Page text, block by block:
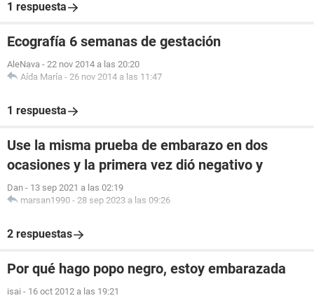
1 respuesta
Ecografía 6 semanas de gestación
AleNava - 22 nov 2014 a las 20:20
Aída María - 26 nov 2014 a las 11:47
1 respuesta
Use la misma prueba de embarazo en dos
ocasiones y la primera vez dió negativo y
Dan - 13 sep 2021 a las 02:19
marsan1990 - 28 sep 2023 a las 09:26
2 respuestas
Por qué hago popo negro, estoy embarazada
isai - 16 oct 2012 a las 19:21